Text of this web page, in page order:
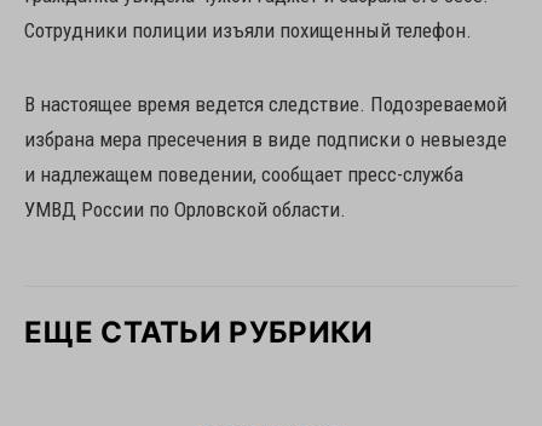
Сотрудники полиции изъяли похищенный телефон.
В настоящее время ведется следствие. Подозреваемой
избрана мера пресечения в виде подписки о невыезде
и надлежащем поведении, сообщает пресс-служба
УМВД России по Орловской области.
ЕЩЕ СТАТЬИ РУБРИКИ